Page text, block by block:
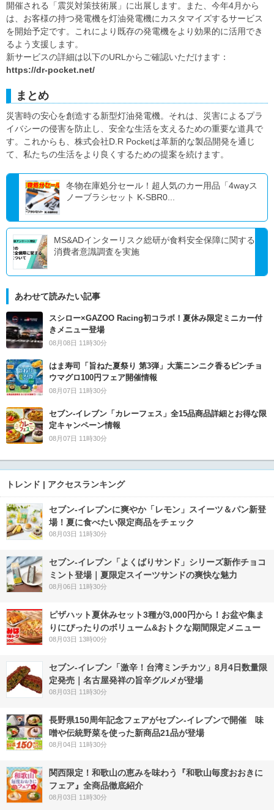
開催される「震災対策技術展」に出展します。また、今年4月から
は、お客様の持つ発電機を灯油発電機にカスタマイズするサービス
を開始予定です。これにより既存の発電機をより効果的に活用でき
るよう支援します。
新サービスの詳細は以下のURLからご確認いただけます：
https://dr-pocket.net/
まとめ
災害時の安心を創造する新型灯油発電機。それは、災害によるプラ
イバシーの侵害を防止し、安全な生活を支えるための重要な道具で
す。これからも、株式会社D.R Pocketは革新的な製品開発を通じ
て、私たちの生活をより良くするための提案を続けます。
冬物在庫処分セール！超人気のカー用品「4wayス
ノーブラシセット K-SBR0...
MS&ADインターリスク総研が食料安全保障に関する
消費者意識調査を実施
あわせて読みたい記事
スシロー×GAZOO Racing初コラボ！夏休み限定ミニカー付
きメニュー登場
08月08日 11時30分
はま寿司「旨ねた夏祭り 第3弾」大葉ニンニク香るビンチョ
ウマグロ100円フェア開催情報
08月07日 11時30分
セブン‐イレブン「カレーフェス」全15品商品詳細とお得な限
定キャンペーン情報
08月07日 11時30分
トレンド | アクセスランキング
セブン‐イレブンに爽やか「レモン」スイーツ＆パン新登
場！夏に食べたい限定商品をチェック
08月03日 11時30分
セブン‐イレブン「よくばりサンド」シリーズ新作チョコ
ミント登場｜夏限定スイーツサンドの爽快な魅力
08月06日 11時30分
ピザハット夏休みセット3種が3,000円から！お盆や集ま
りにぴったりのボリューム&おトクな期間限定メニュー
08月03日 13時00分
セブン-イレブン「激辛！台湾ミンチカツ」8月4日数量限
定発売｜名古屋発祥の旨辛グルメが登場
08月03日 11時30分
長野県150周年記念フェアがセブン-イレブンで開催 味
噌や伝統野菜を使った新商品21品が登場
08月04日 11時30分
関西限定！和歌山の恵みを味わう『和歌山毎度おおきに
フェア』全商品徹底紹介
08月03日 11時30分